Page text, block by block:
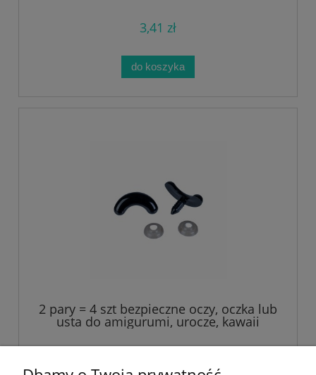
3,41 zł
do koszyka
2 pary = 4 szt bezpieczne oczy, oczka lub
usta do amigurumi, urocze, kawaii